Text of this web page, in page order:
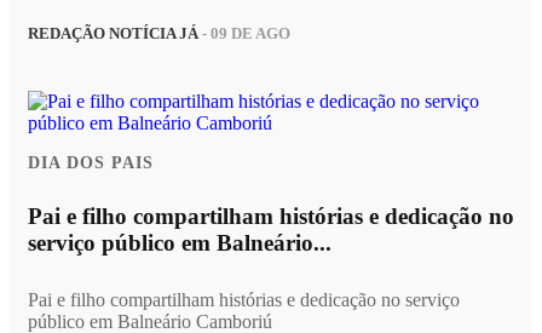
REDAÇÃO NOTÍCIA JÁ- 09 DE AGO
DIA DOS PAIS
Pai e filho compartilham histórias e dedicação no
serviço público em Balneário...
Pai e filho compartilham histórias e dedicação no serviço
público em Balneário Camboriú